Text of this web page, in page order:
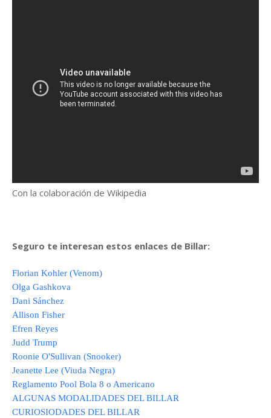
Con la colaboración de Wikipedia
Seguro te interesan estos enlaces de Billar:
Florian Kohler (Venom)
Olga Gashkova
Dani Sánchez
Allison Fisher
Efren Reyes
Judd Trump
Roonie O'Sullivan (Snooker)
Jeanette Lee (Viuda Negra)
Reglamento Pool Bola 8 o Americano
ALGUNAS MODALIDADES DEL BILLAR
CURIOSIODADES DEL BILLAR